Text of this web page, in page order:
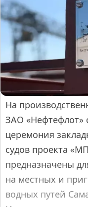
На
ЗАО «Нефтефлот»
церемония
судов проекта
предназначены
на местных и
водных путей